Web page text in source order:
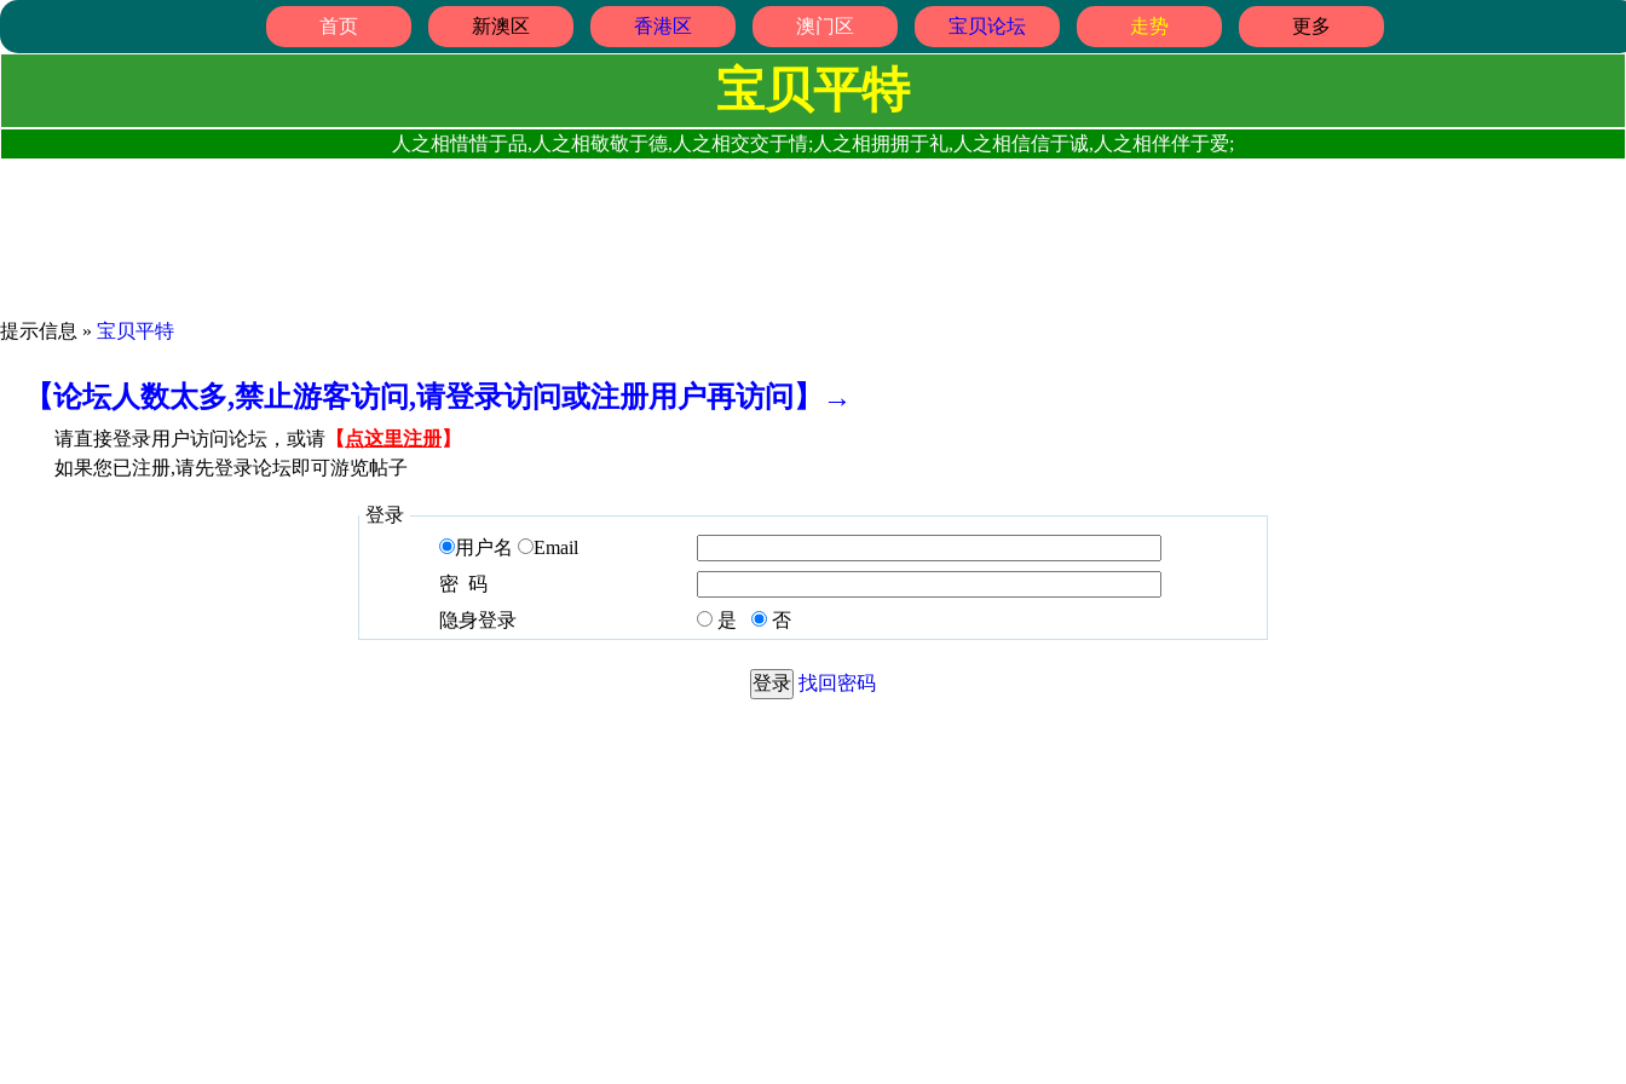
首页 新澳区 香港区 澳门区 宝贝论坛 走势 更多
宝贝平特
人之相惜惜于品,人之相敬敬于德,人之相交交于情;人之相拥拥于礼,人之相信信于诚,人之相伴伴于爱;
提示信息 » 宝贝平特
【论坛人数太多,禁止游客访问,请登录访问或注册用户再访问】→
请直接登录用户访问论坛，或请 【 点这里注册】
如果您已注册,请先登录论坛即可游览帖子
登录
用户名
Email
密 码
隐身登录
是 否
找回密码